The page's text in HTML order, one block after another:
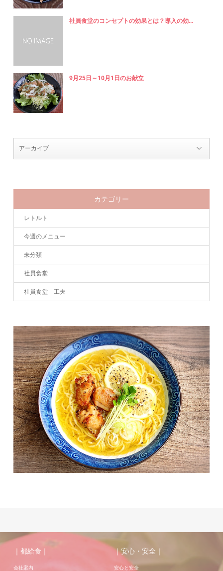
社員食堂のコンセプトの効果とは？導入の効...
9月25日～10月1日のお献立
カテゴリー
レトルト
今週のメニュー
未分類
社員食堂
社員食堂 工夫
｜都給食｜
会社案内
｜安心・安全｜
安心と安全